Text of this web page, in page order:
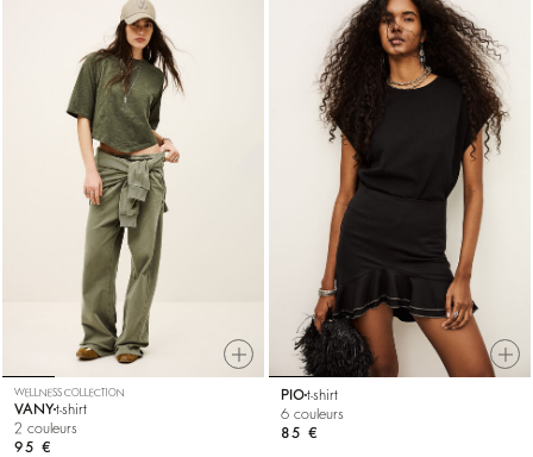
WELLNESS COLLECTION
VANYt-shirt
2 couleurs
95 €
PIOt-shirt
6 couleurs
85 €